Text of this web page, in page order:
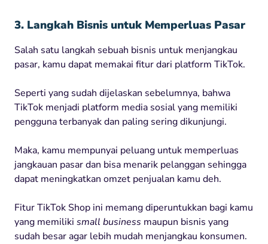
3. Langkah Bisnis untuk Memperluas Pasar
Salah satu langkah sebuah bisnis untuk menjangkau
pasar, kamu dapat memakai fitur dari platform TikTok.
Seperti yang sudah dijelaskan sebelumnya, bahwa
TikTok menjadi platform media sosial yang memiliki
pengguna terbanyak dan paling sering dikunjungi.
Maka, kamu mempunyai peluang untuk memperluas
jangkauan pasar dan bisa menarik pelanggan sehingga
dapat meningkatkan omzet penjualan kamu deh.
Fitur TikTok Shop ini memang diperuntukkan bagi kamu
yang memiliki small business maupun bisnis yang
sudah besar agar lebih mudah menjangkau konsumen.